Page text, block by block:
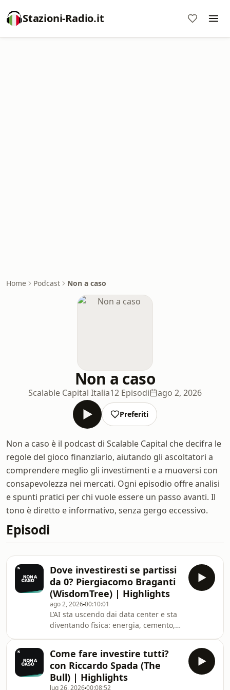
Stazioni-Radio.it
Home Podcast Non a caso
Non a caso
Scalable Capital Italia12 Episodi ago 2, 2026
Preferiti
Non a caso è il podcast di Scalable Capital che decifra le
regole del gioco finanziario, aiutando gli ascoltatori a
comprendere meglio gli investimenti e a muoversi con
consapevolezza nei mercati. Ogni episodio offre analisi
e spunti pratici per chi vuole essere un passo avanti. Il
tono è diretto e informativo, senza gergo eccessivo.
Episodi
Dove investiresti se partissi
da 0? Piergiacomo Braganti
(WisdomTree) | Highlights
ago 2, 202600:10:01
L’AI sta uscendo dai data center e sta
diventando fisica: energia, cemento,
Direttore della Ricerca Economica di
WisdomTree, per capire cosa significa
davvero “AI fisica”, quali settori
Come fare investire tutti?
con Riccardo Spada (The
Bull) | Highlights
lug 26, 202600:08:52